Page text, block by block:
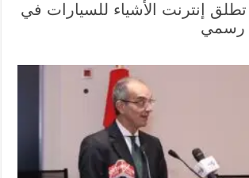
إنترنت الأشياء للسيارات في
رسمي